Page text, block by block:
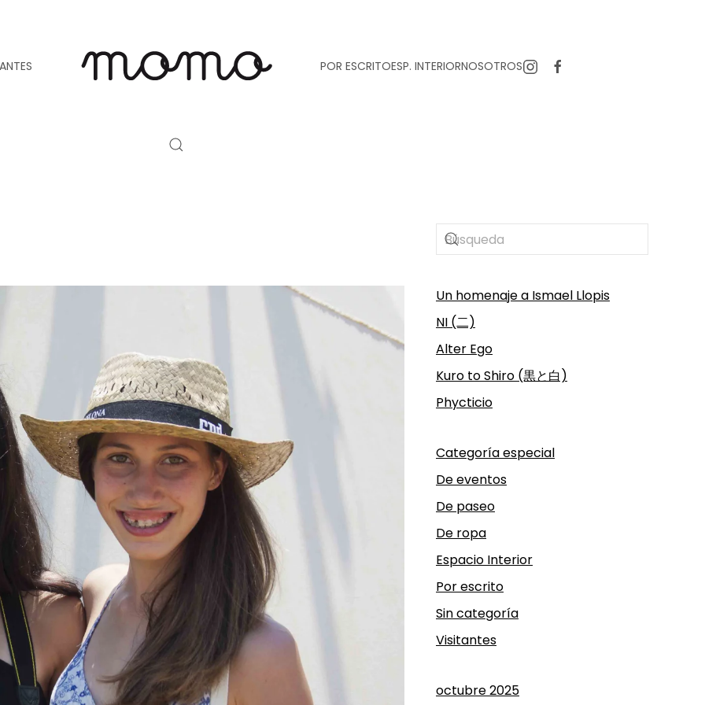
POR ESCRITOESP. INTERIORNOSOTROS
Un homenaje a Ismael Llopis
NI (二)
Alter Ego
Kuro to Shiro (黒と白)
Phycticio
Categoría especial
De eventos
De paseo
De ropa
Espacio Interior
Por escrito
Sin categoría
Visitantes
octubre 2025